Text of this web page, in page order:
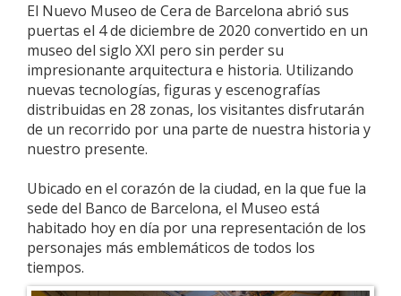
El Nuevo Museo de Cera de Barcelona abrió sus
puertas el 4 de diciembre de 2020 convertido en un
museo del siglo XXI pero sin perder su
impresionante arquitectura e historia. Utilizando
nuevas tecnologías, figuras y escenografías
distribuidas en 28 zonas, los visitantes disfrutarán
de un recorrido por una parte de nuestra historia y
nuestro presente.
Ubicado en el corazón de la ciudad, en la que fue la
sede del Banco de Barcelona, el Museo está
habitado hoy en día por una representación de los
personajes más emblemáticos de todos los
tiempos.